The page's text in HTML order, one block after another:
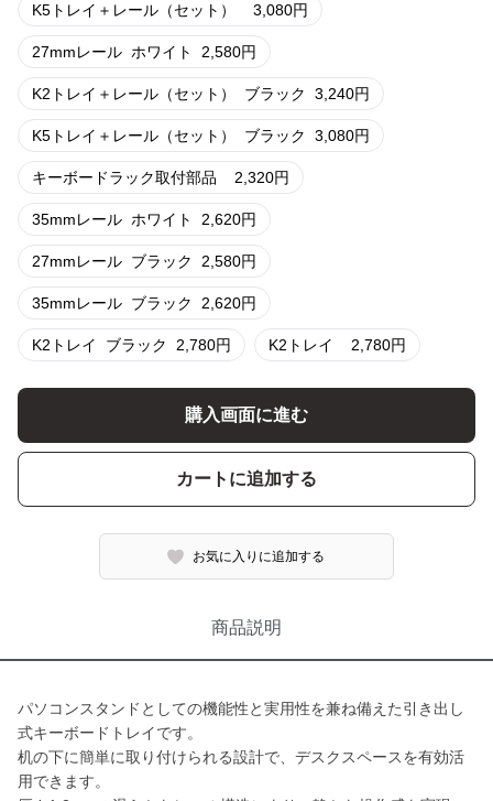
K5トレイ＋レール（セット） 3,080円
27mmレール ホワイト 2,580円
K2トレイ＋レール（セット） ブラック 3,240円
K5トレイ＋レール（セット） ブラック 3,080円
キーボードラック取付部品 2,320円
35mmレール ホワイト 2,620円
27mmレール ブラック 2,580円
35mmレール ブラック 2,620円
K2トレイ ブラック 2,780円 K2トレイ 2,780円
購入画面に進む
カートに追加する
お気に入りに追加する
商品説明
パソコンスタンドとしての機能性と実用性を兼ね備えた引き出し
式キーボードトレイです。
机の下に簡単に取り付けられる設計で、デスクスペースを有効活
用できます。